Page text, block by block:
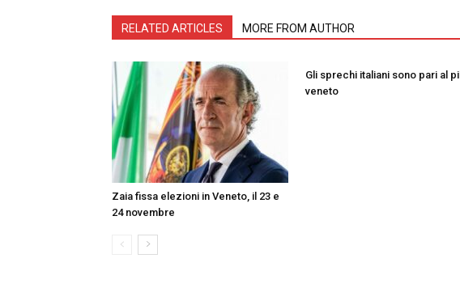
RELATED ARTICLES MORE FROM AUTHOR
Zaia fissa elezioni in Veneto, il 23 e
24 novembre
Gli sprechi italiani sono pari al pil
veneto